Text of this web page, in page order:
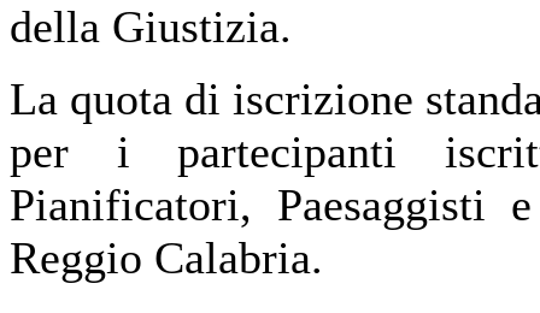
della Giustizia.
La quota di iscrizione
per i partecipanti
Pianificatori, Paesaggisti
Reggio Calabria.